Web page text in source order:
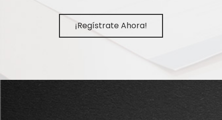
¡Regístrate Ahora!